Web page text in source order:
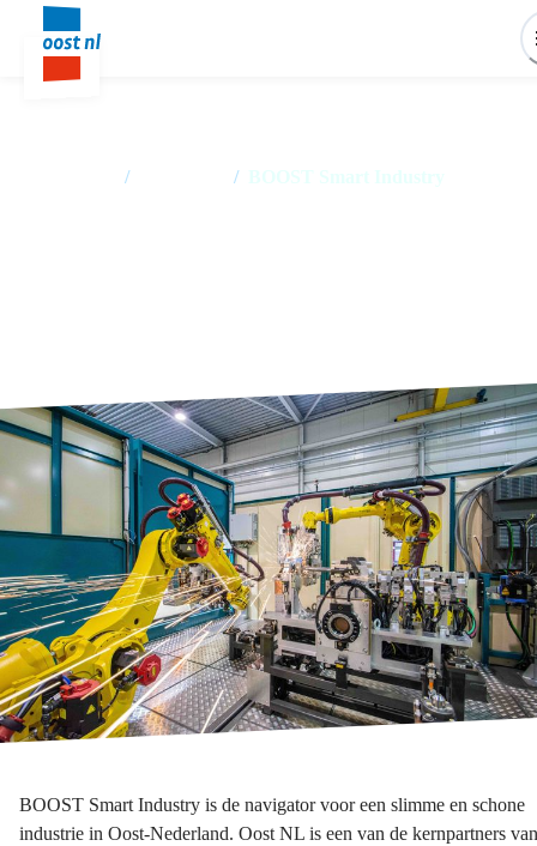
/ / BOOST Smart Industry
BOOST Smart Industry is de navigator voor een slimme en schone
industrie in Oost-Nederland. Oost NL is een van de kernpartners van